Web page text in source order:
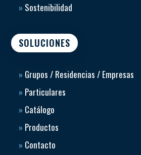
» Sostenibilidad
SOLUCIONES
» Grupos / Residencias / Empresas
» Particulares
» Catálogo
» Productos
» Contacto